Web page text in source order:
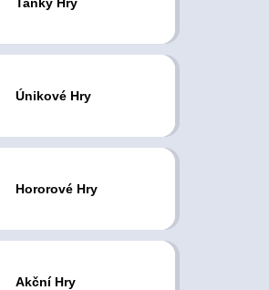
Únikové Hry
Hororové Hry
Akční Hry